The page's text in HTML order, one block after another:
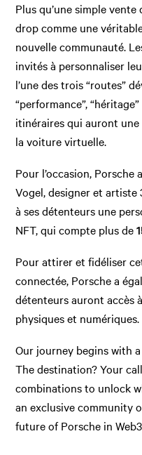
Plus qu’une simple
drop comme une
nouvelle communauté.
invités à personnaliser
l’une des trois “routes”
“performance”,
itinéraires qui auront
la voiture virtuelle.
Pour l’occasion,
Vogel, designer et
à ses détenteurs une
NFT, qui compte plus de
Pour attirer et fidéliser
connectée, Porsche a
détenteurs auront accès
physiques et numériques.
Our journey begins with
The destination? Your
combinations to unlock
an exclusive community
future of Porsche in